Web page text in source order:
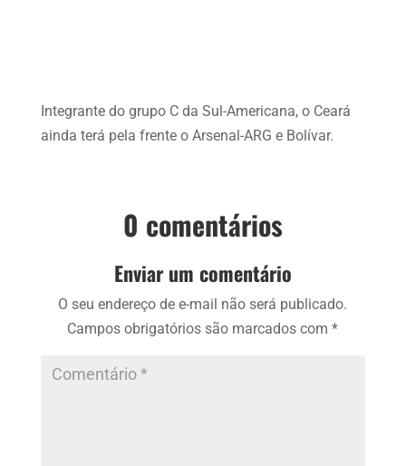
Integrante do grupo C da Sul-Americana, o Ceará
ainda terá pela frente o Arsenal-ARG e Bolívar.
0 comentários
Enviar um comentário
O seu endereço de e-mail não será publicado.
Campos obrigatórios são marcados com*